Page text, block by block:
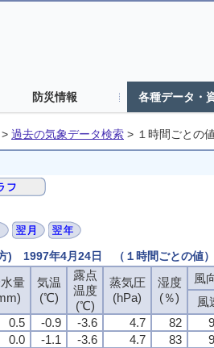
防災情報 各種データ・
> 過去の気象データ検索 > １時間ごとの
) 1997年4月24日 （１時間ごとの値）
量
気温
(℃)
露点
温度
(℃)
蒸気圧
(hPa)
湿度
(％)
風
風
0.5 -0.9 -3.6 4.7 82
0.0 -1.1 -3.6 4.7 83